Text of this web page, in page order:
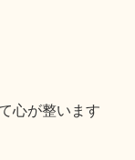
心が整います